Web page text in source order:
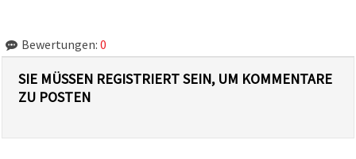
Bewertungen: 0
SIE MÜSSEN REGISTRIERT SEIN, UM KOMMENTARE
ZU POSTEN